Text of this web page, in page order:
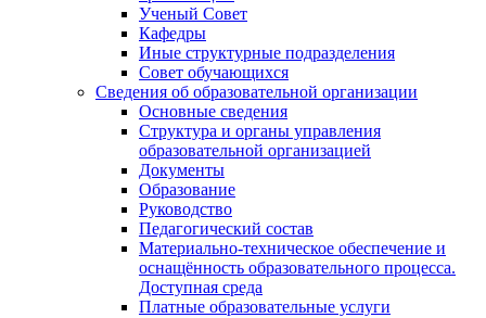
Ученый Совет
Кафедры
Иные структурные подразделения
Совет обучающихся
Сведения об образовательной организации
Основные сведения
Структура и органы управления
образовательной организацией
Документы
Образование
Руководство
Педагогический состав
Материально-техническое обеспечение и
оснащённость образовательного процесса.
Доступная среда
Платные образовательные услуги